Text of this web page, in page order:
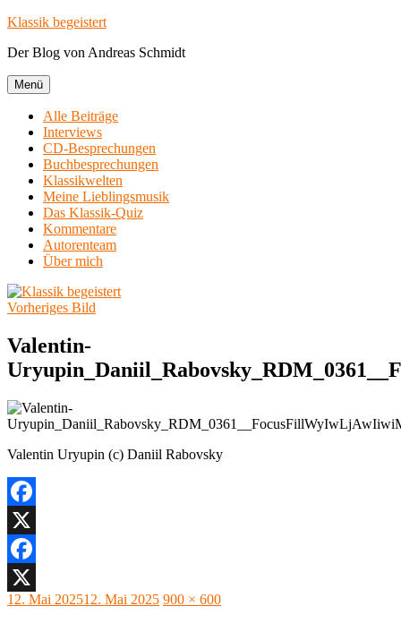
Zum
springen
Klassik begeistert
Der Blog von Andreas Schmidt
Menü
Alle Beiträge
Interviews
CD-Besprechungen
Buchbesprechungen
Klassikwelten
Meine Lieblingsmusik
Das Klassik-Quiz
Kommentare
Autorenteam
Über mich
Vorheriges Bild
Valentin-
Valentin Uryupin (c) Daniil Rabovsky
Facebook
X
Facebook
X
Veröffentlicht
12. Mai 202512. Mai 2025 Originalgröße
900 × 600